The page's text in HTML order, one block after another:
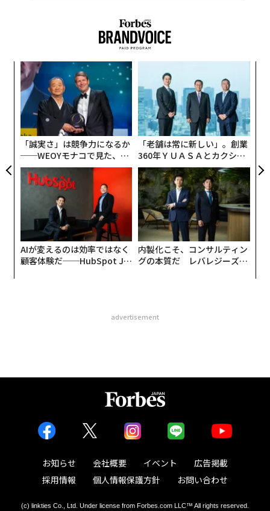
「誠実さ」は競争力になるか
──WEOYモナコで見た、く
ら寿司の経営哲学
「老舗は常に新しい」。創業
360年ＹＵＡＳＡとカクシン
CEO田尻望が語る、AIを超え
る人の価値
AIが変えるのは効率ではなく
顧客体験だ──HubSpot Ja
内製化こそ、コンサルティン
グの本質だ レバレジーズが
advertisement
お知らせ 会社概要 イベント
広告掲載
採用情報
個人情報保護方針 お問い合わせ
(c) linkties Co., Ltd. Under license from Forbes.com LLC™ All rights reserved.